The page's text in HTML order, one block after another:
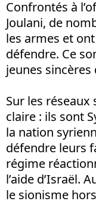
Confrontés à
Joulani, de
les armes et
défendre. Ce
jeunes sincères
Sur les
claire : ils sont
la nation
défendre leurs
régime
l’aide d’Israël.
le sionisme